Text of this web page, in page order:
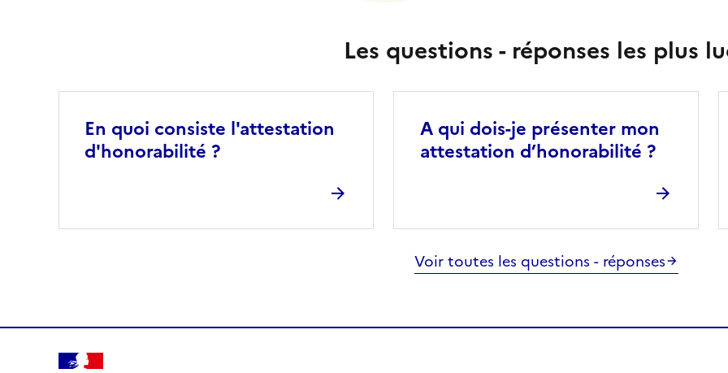
Les questions - réponses les plus
En quoi consiste l'attestation
d'honorabilité ?
A qui dois-je présenter mon
attestation d’honorabilité ?
Voir toutes les questions - réponses